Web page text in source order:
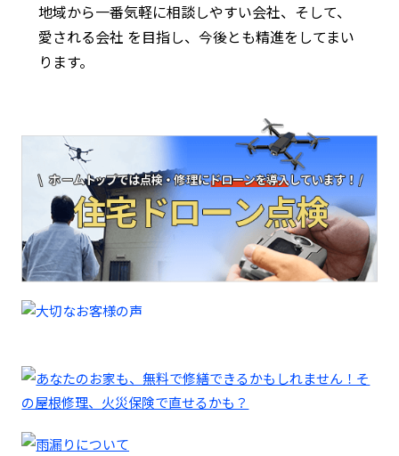
地域から一番気軽に相談しやすい会社、そして、
愛される会社 を目指し、今後とも精進をしてまい
ります。